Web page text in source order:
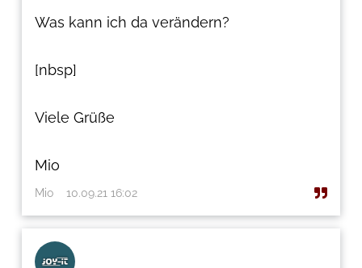
Was kann ich da verändern?
[nbsp]
Viele Grüße
Mio
Mio 10.09.21 16:02